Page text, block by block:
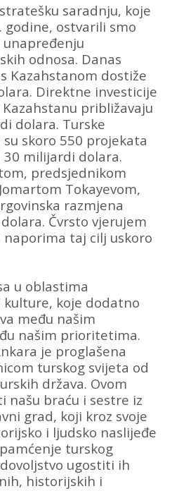
saradnju, koje
godine, ostvarili smo
odnosa. Danas
Kazahstanom dostiže
Direktne investicije
približavaju
dolara. Turske
skoro 550 projekata
30 milijardi dolara.
predsjednikom
Tokayevom,
razmjena
Čvrsto vjerujem
taj cilj uskoro
u oblastima
koje dodatno
među našim
našim prioritetima.
je proglašena
turskog svijeta od
država. Ovom
našu braću i sestre iz
grad, koji kroz svoje
i ljudsko naslijeđe
turskog
ugostiti ih
historijskih i